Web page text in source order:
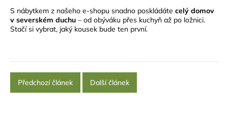
S nábytkem z našeho e-shopu snadno poskládáte celý domov
v severském duchu – od obýváku přes kuchyň až po ložnici.
Stačí si vybrat, jaký kousek bude ten první.
Předchozí článek Další článek